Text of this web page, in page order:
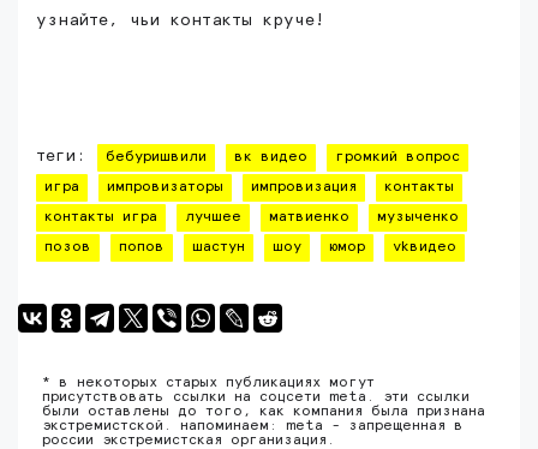
узнайте, чьи контакты круче!
теги: бебуришвили вк видео громкий вопрос
игра импровизаторы импровизация контакты
контакты игра лучшее матвиенко музыченко
позов попов шастун шоу юмор vkвидео
* в некоторых старых публикациях могут
присутствовать ссылки на соцсети meta. эти ссылки
были оставлены до того, как компания была признана
экстремистской. напоминаем: meta - запрещенная в
россии экстремистская организация.